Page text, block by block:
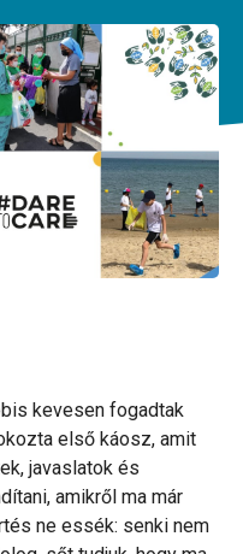
kevesen fogadtak
első káosz, amit
javaslatok és
amikről ma már
ne essék: senki nem